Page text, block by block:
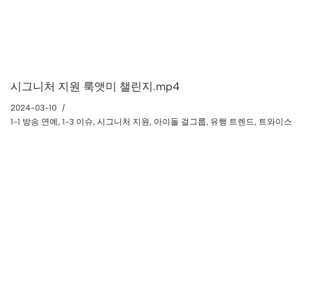
시그니처 지원 룩앳미 챌린지.mp4
2024-03-10
1-1 방송 연예, 1-3 이슈, 시그니처 지원, 아이돌 걸그룹, 유행 트렌드, 트와이스